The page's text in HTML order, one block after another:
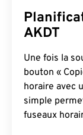
AKDT
Une fois la
bouton «
horaire avec
simple
fuseaux